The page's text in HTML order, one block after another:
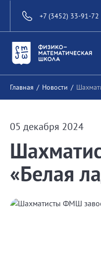
+7 (3452) 33-91-72
Главная / Новости /
05 декабря 2024
«Белая